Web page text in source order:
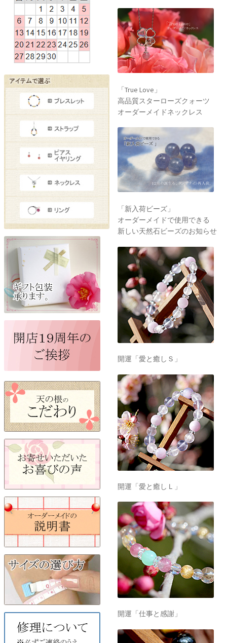
「True Love」
高品質スターローズクォーツ
オーダーメイドネックレス
「新入荷ビーズ」
オーダーメイドで使用できる
新しい天然石ビーズのお知らせ
開運「愛と癒しＳ」
開運「愛と癒しＬ」
開運「仕事と感謝」